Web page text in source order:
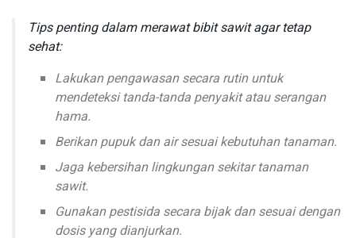
Tips penting dalam merawat bibit sawit agar tetap
sehat:
Lakukan pengawasan secara rutin untuk
mendeteksi tanda-tanda penyakit atau serangan
hama.
Berikan pupuk dan air sesuai kebutuhan tanaman.
Jaga kebersihan lingkungan sekitar tanaman
sawit.
Gunakan pestisida secara bijak dan sesuai dengan
dosis yang dianjurkan.